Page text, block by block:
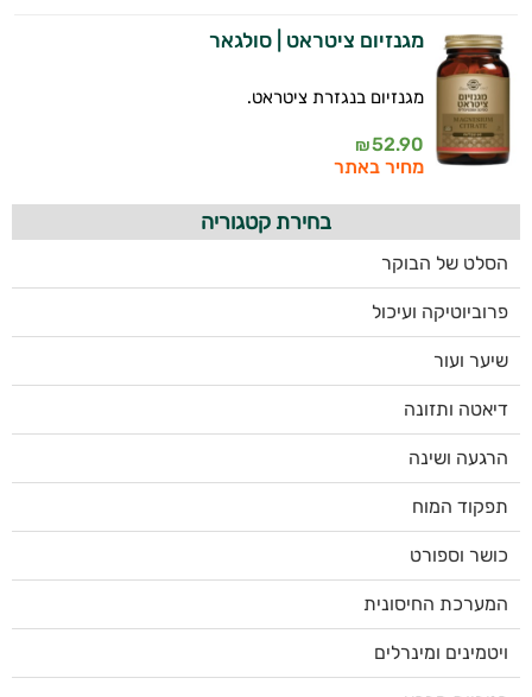
מגנזיום ציטראט | סולגאר
מגנזיום בנגזרת ציטראט.
52.90
₪
מחיר באתר
בחירת קטגוריה
הסלט של הבוקר
פרוביוטיקה ועיכול
שיער ועור
דיאטה ותזונה
הרגעה ושינה
תפקוד המוח
כושר וספורט
המערכת החיסונית
ויטמינים ומינרלים